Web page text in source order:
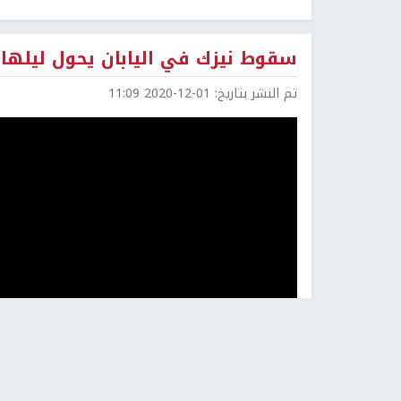
سقوط نيزك في اليابان يحول
تم النشر بتاريخ: 2020-12-01 11:09